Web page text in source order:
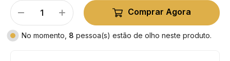
Comprar Agora
No momento, 8 pessoa(s) estão de olho neste produto.